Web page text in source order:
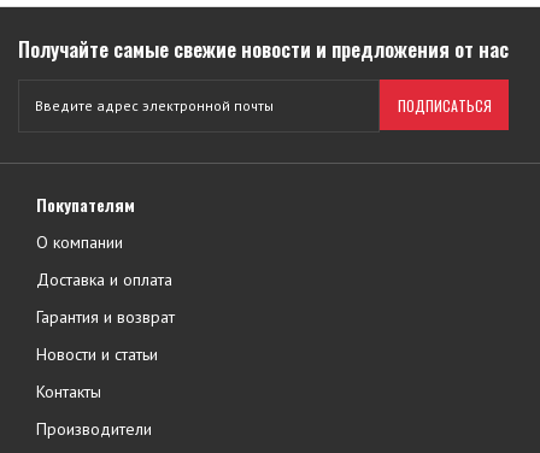
Получайте самые свежие новости и предложения от нас
ПОДПИСАТЬСЯ
Покупателям
О компании
Доставка и оплата
Гарантия и возврат
Новости и статьи
Контакты
Производители